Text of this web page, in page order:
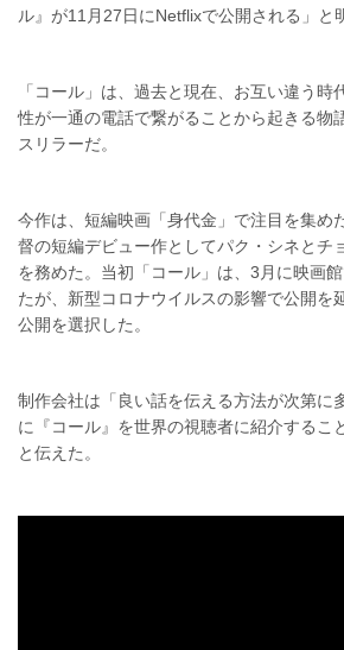
ル』が11月27日にNetflixで公開される」と
「コール」は、過去と現在、お互い違う時
性が一通の電話で繋がることから起きる物
スリラーだ。
今作は、短編映画「身代金」で注目を集め
督の短編デビュー作としてパク・シネとチ
を務めた。当初「コール」は、3月に映画
たが、新型コロナウイルスの影響で公開を
公開を選択した。
制作会社は「良い話を伝える方法が次第に
に『コール』を世界の視聴者に紹介するこ
と伝えた。